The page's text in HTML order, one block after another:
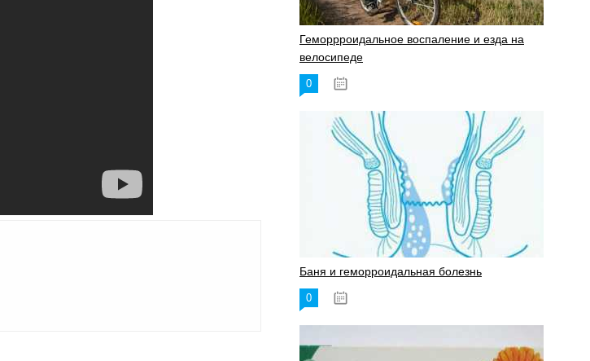
Геморрроидальное воспаление и езда на
велосипеде
0
Баня и геморроидальная болезнь
0